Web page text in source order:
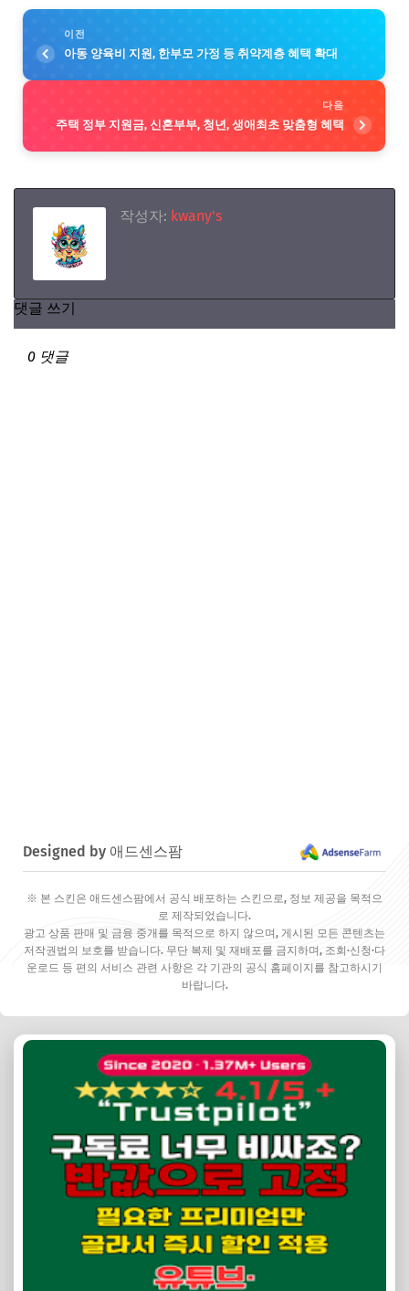
이전
아동 양육비 지원, 한부모 가정 등 취약계층 혜택 확대
다음
주택 정부 지원금, 신혼부부, 청년, 생애최초 맞춤형 혜택
작성자: kwany's
댓글 쓰기
0 댓글
Designed by 애드센스팜
※ 본 스킨은 애드센스팜에서 공식 배포하는 스킨으로, 정보 제공을 목적으
로 제작되었습니다.
광고 상품 판매 및 금융 중개를 목적으로 하지 않으며, 게시된 모든 콘텐츠는
저작권법의 보호를 받습니다. 무단 복제 및 재배포를 금지하며, 조회·신청·다
운로드 등 편의 서비스 관련 사항은 각 기관의 공식 홈페이지를 참고하시기
바랍니다.